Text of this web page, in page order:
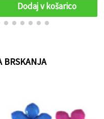
Dodaj v košarico
BRSKANJA